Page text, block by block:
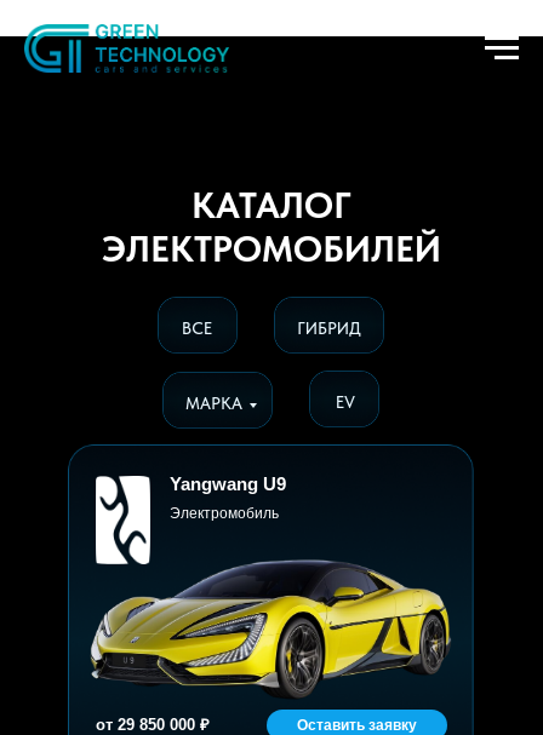
КАТАЛОГ
ЭЛЕКТРОМОБИЛЕЙ
ГИБРИД
ВСЕ
EV
МАРКА
Оставить заявку
Yangwang U9
Электромобиль
от 29 850 000 ₽